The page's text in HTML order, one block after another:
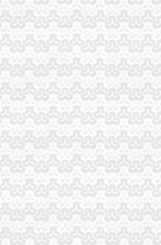
讯网
京跨区经营注册
装2房出
_阿里
信息_信用信息